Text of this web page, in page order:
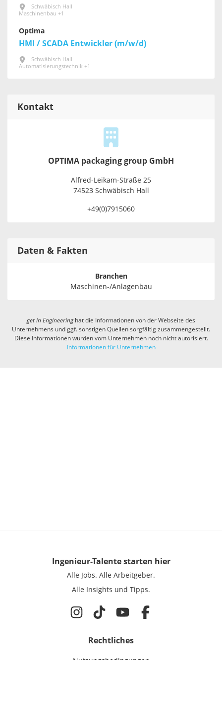
Schwäbisch Hall
Maschinenbau +1
Optima
HMI / SCADA Entwickler (m/w/d)
Schwäbisch Hall
Automatisierungstechnik +1
Kontakt
OPTIMA packaging group GmbH
Alfred-Leikam-Straße 25
74523 Schwäbisch Hall
+49(0)7915060
Daten & Fakten
Branchen
Maschinen-/Anlagenbau
get in Engineeringhat die Informationen von der Webseite des
Unternehmens und ggf. sonstigen Quellen sorgfältig zusammengestellt.
Diese Informationen wurden vom Unternehmen noch nicht autorisiert.
Informationen für Unternehmen
Ingenieur-Talentestarten hier
Alle Jobs. Alle Arbeitgeber.
Alle Insights und Tipps.
Rechtliches
Nutzungsbedingungen